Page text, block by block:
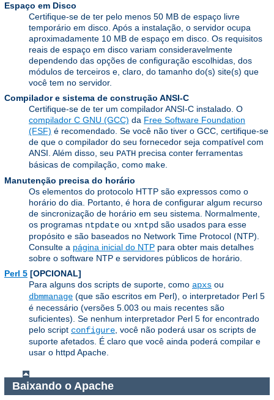
Espaço em Disco
Certifique-se de ter pelo menos 50 MB de espaço livre
temporário em disco. Após a instalação, o servidor ocupa
aproximadamente 10 MB de espaço em disco. Os requisitos
reais de espaço em disco variam consideravelmente
dependendo das opções de configuração escolhidas, dos
módulos de terceiros e, claro, do tamanho do(s) site(s) que
você tem no servidor.
Compilador e sistema de construção ANSI-C
Certifique-se de ter um compilador ANSI-C instalado. O
compilador C GNU (GCC) da Free Software Foundation
(FSF) é recomendado. Se você não tiver o GCC, certifique-se
de que o compilador do seu fornecedor seja compatível com
ANSI. Além disso, seu PATH precisa conter ferramentas
básicas de compilação, como make.
Manutenção precisa do horário
Os elementos do protocolo HTTP são expressos como o
horário do dia. Portanto, é hora de configurar algum recurso
de sincronização de horário em seu sistema. Normalmente,
os programas ntpdate ou xntpd são usados ​​para esse
propósito e são baseados no Network Time Protocol (NTP).
Consulte a página inicial do NTP para obter mais detalhes
sobre o software NTP e servidores públicos de horário.
Perl 5 [OPCIONAL]
Para alguns dos scripts de suporte, como apxs ou
dbmmanage (que são escritos em Perl), o interpretador Perl 5
é necessário (versões 5.003 ou mais recentes são
suficientes). Se nenhum interpretador Perl 5 for encontrado
pelo script configure, você não poderá usar os scripts de
suporte afetados. É claro que você ainda poderá compilar e
usar o httpd Apache.
Baixando o Apache